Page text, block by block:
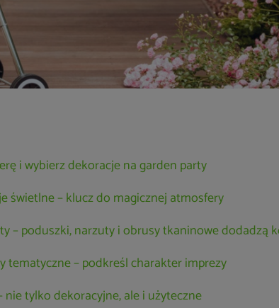
i wybierz dekoracje na garden party
świetlne – klucz do magicznej atmosfery
– poduszki, narzuty i obrusy tkaninowe dodadzą
tematyczne – podkreśl charakter imprezy
nie tylko dekoracyjne, ale i użyteczne